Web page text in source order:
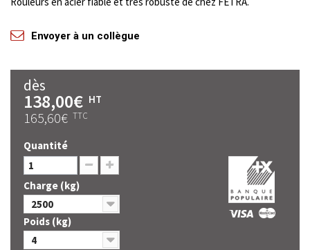
Envoyer à un collègue
dès
138,00€ HT
165,60€ TTC
Quantité
Charge (kg)
2500
Poids (kg)
4